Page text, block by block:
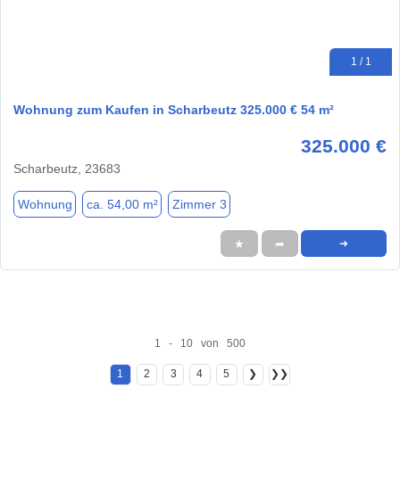
1 / 1
Wohnung zum Kaufen in Scharbeutz 325.000 € 54 m²
325.000 €
Scharbeutz, 23683
Wohnung ca. 54,00 m² Zimmer 3
★ ➦ ➜
1 - 10 von 500
1 2 3 4 5 ❯ ❯❯